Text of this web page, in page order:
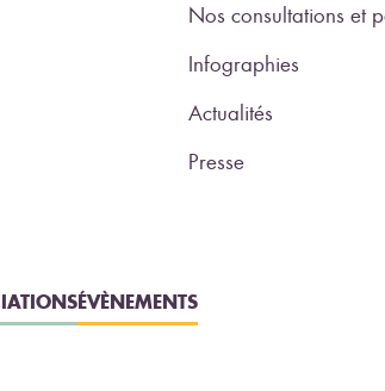
Nos consultations et
Infographies
Actualités
Presse
ÉVÈNEMENTS